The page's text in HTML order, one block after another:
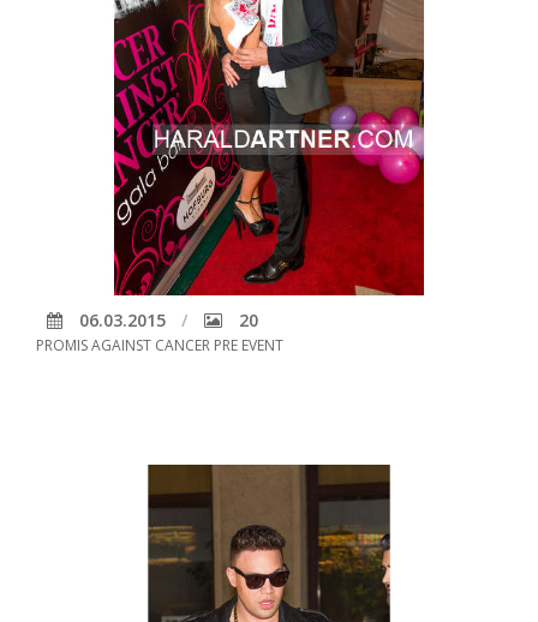
06.03.2015 20
PROMIS AGAINST CANCER PRE EVENT